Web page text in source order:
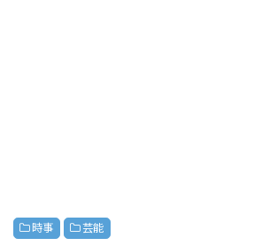
時事 芸能